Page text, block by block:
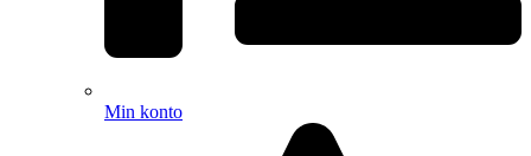
Min konto